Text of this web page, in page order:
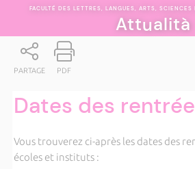
FACULTÉ DES LETTRES, LANGUES, ARTS,
Attualità
PARTAGE PDF
Dates des
Vous trouverez ci-après les dates des
écoles et instituts :